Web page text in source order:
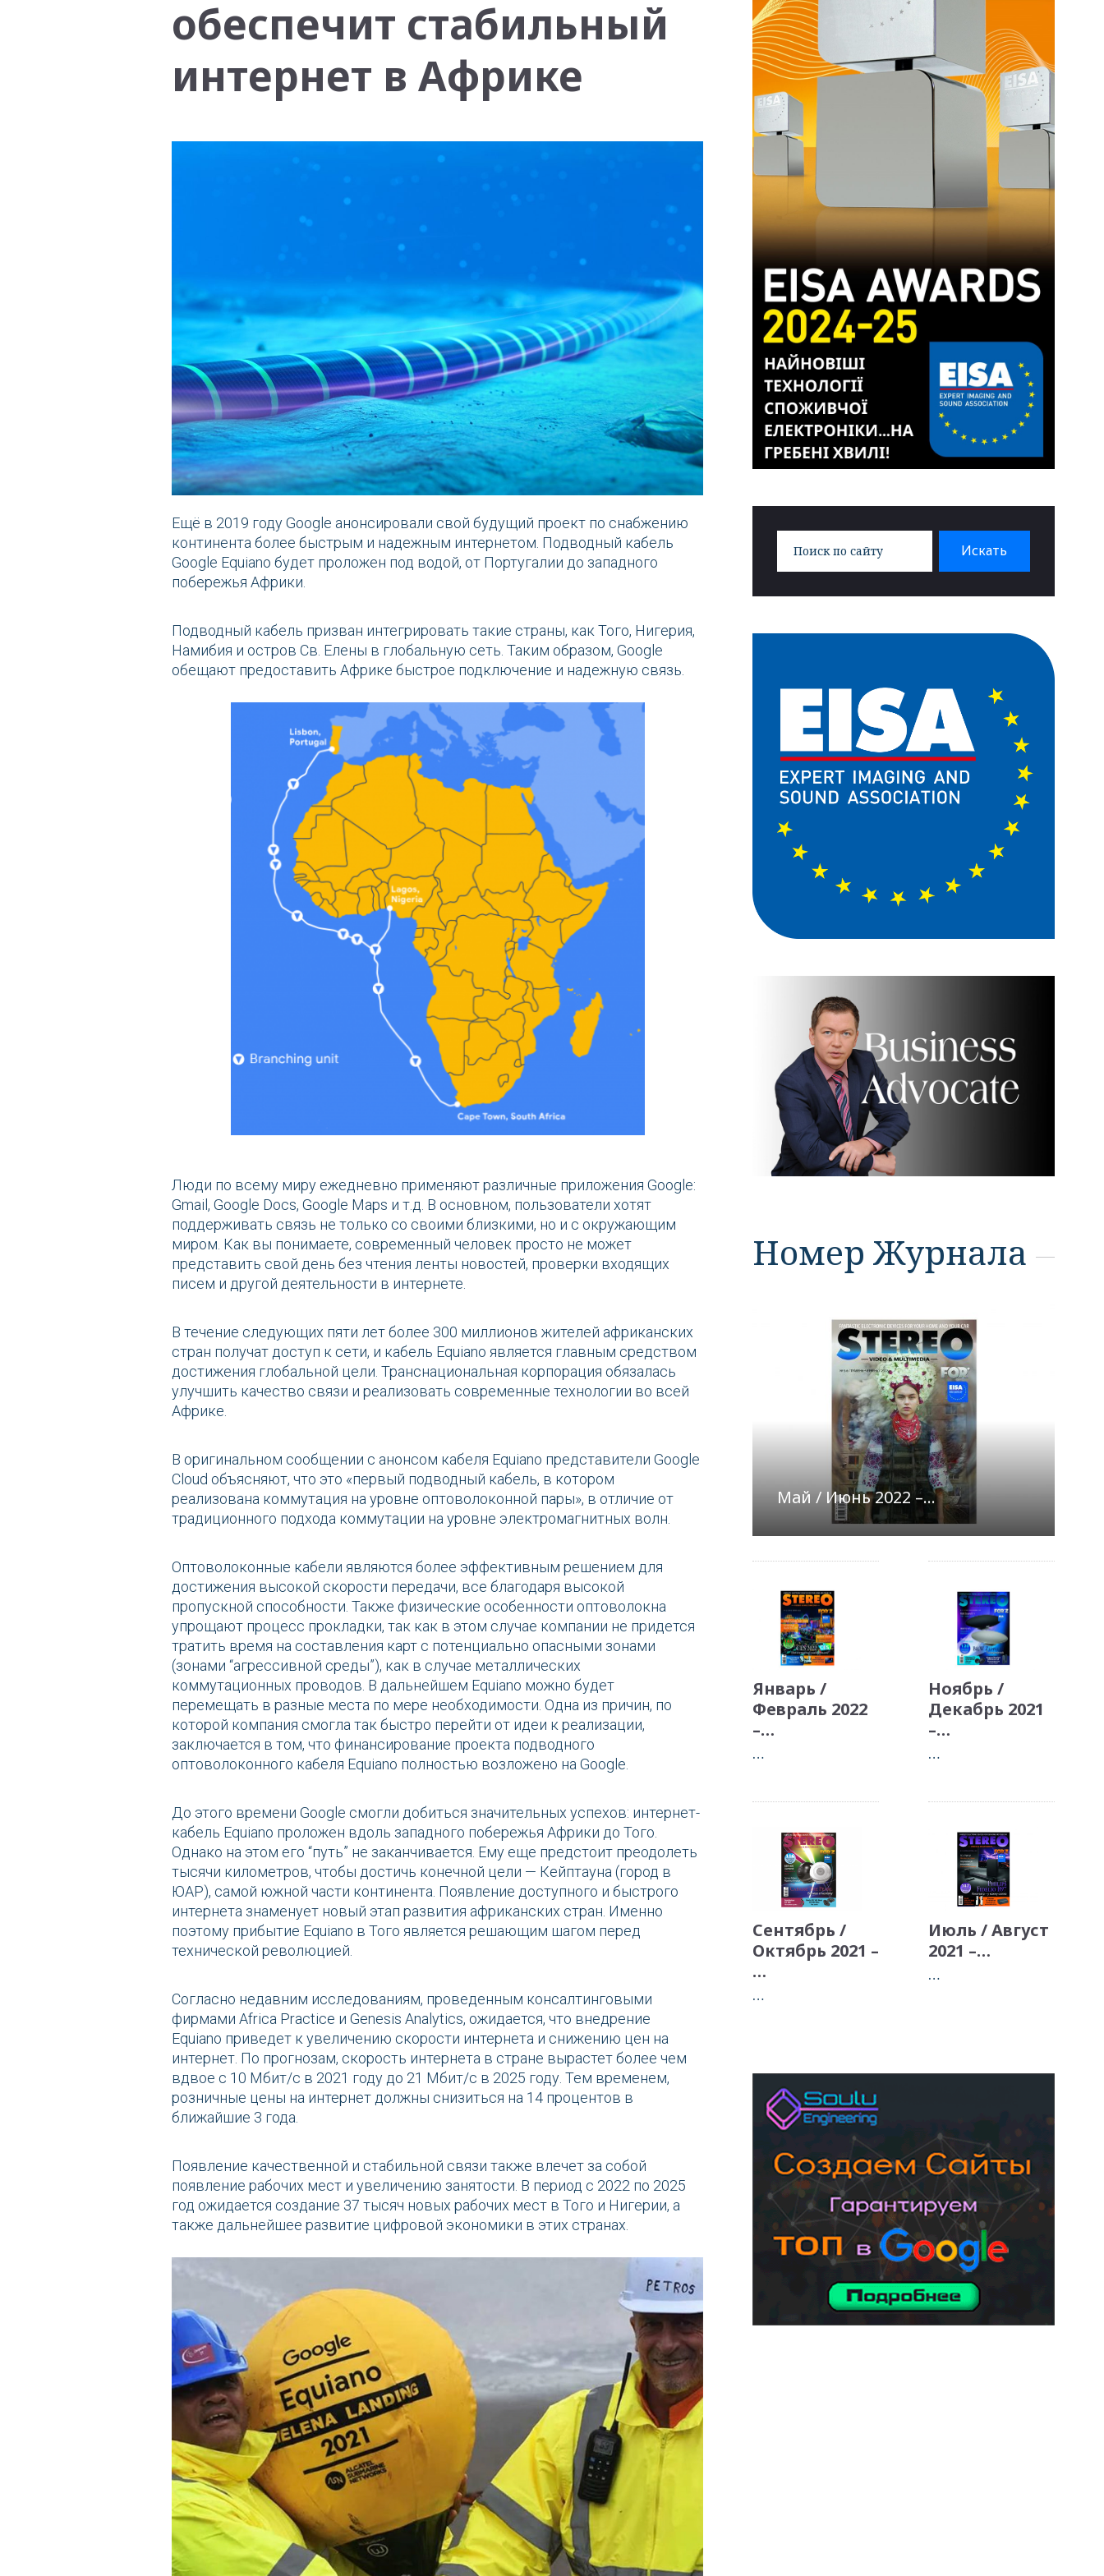
обеспечит стабильный
интернет в Африке
Ещё в 2019 году Google анонсировали свой будущий проект по снабжению
континента более быстрым и надежным интернетом. Подводный кабель
Google Equiano будет проложен под водой, от Португалии до западного
побережья Африки.
Подводный кабель призван интегрировать такие страны, как Того, Нигерия,
Намибия и остров Св. Елены в глобальную сеть. Таким образом, Google
обещают предоставить Африке быстрое подключение и надежную связь.
Люди по всему миру ежедневно применяют различные приложения Google:
Gmail, Google Docs, Google Maps и т.д. В основном, пользователи хотят
поддерживать связь не только со своими близкими, но и с окружающим
миром. Как вы понимаете, современный человек просто не может
представить свой день без чтения ленты новостей, проверки входящих
писем и другой деятельности в интернете.
В течение следующих пяти лет более 300 миллионов жителей африканских
стран получат доступ к сети, и кабель Equiano является главным средством
достижения глобальной цели. Транснациональная корпорация обязалась
улучшить качество связи и реализовать современные технологии во всей
Африке.
В оригинальном сообщении с анонсом кабеля Equiano представители Google
Cloud объясняют, что это «первый подводный кабель, в котором
реализована коммутация на уровне оптоволоконной пары», в отличие от
традиционного подхода коммутации на уровне электромагнитных волн.
Оптоволоконные кабели являются более эффективным решением для
достижения высокой скорости передачи, все благодаря высокой
пропускной способности. Также физические особенности оптоволокна
упрощают процесс прокладки, так как в этом случае компании не придется
тратить время на составления карт с потенциально опасными зонами
(зонами “агрессивной среды”), как в случае металлических
коммутационных проводов. В дальнейшем Equiano можно будет
перемещать в разные места по мере необходимости. Одна из причин, по
которой компания смогла так быстро перейти от идеи к реализации,
заключается в том, что финансирование проекта подводного
оптоволоконного кабеля Equiano полностью возложено на Google.
До этого времени Google смогли добиться значительных успехов: интернет-
кабель Equiano проложен вдоль западного побережья Африки до Того.
Однако на этом его “путь” не заканчивается. Ему еще предстоит преодолеть
тысячи километров, чтобы достичь конечной цели — Кейптауна (город в
ЮАР), самой южной части континента. Появление доступного и быстрого
интернета знаменует новый этап развития африканских стран. Именно
поэтому прибытие Equiano в Того является решающим шагом перед
технической революцией.
Согласно недавним исследованиям, проведенным консалтинговыми
фирмами Africa Practice и Genesis Analytics, ожидается, что внедрение
Equiano приведет к увеличению скорости интернета и снижению цен на
интернет. По прогнозам, скорость интернета в стране вырастет более чем
вдвое с 10 Мбит/с в 2021 году до 21 Мбит/с в 2025 году. Тем временем,
розничные цены на интернет должны снизиться на 14 процентов в
ближайшие 3 года.
Появление качественной и стабильной связи также влечет за собой
появление рабочих мест и увеличению занятости. В период с 2022 по 2025
год ожидается создание 37 тысяч новых рабочих мест в Того и Нигерии, а
также дальнейшее развитие цифровой экономики в этих странах.
Искать
Номер Журнала
Май / Июнь 2022 –…
Январь /
Февраль 2022
–…
…
Ноябрь /
Декабрь 2021
–…
…
Сентябрь /
Октябрь 2021 –
…
…
Июль / Август
2021 –…
…